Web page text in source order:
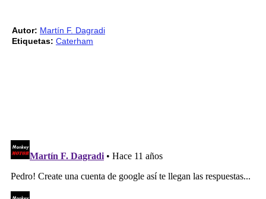
Autor: Martín F. Dagradi
Etiquetas: Caterham